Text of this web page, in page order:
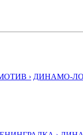
› ДИНАМО-ЛО